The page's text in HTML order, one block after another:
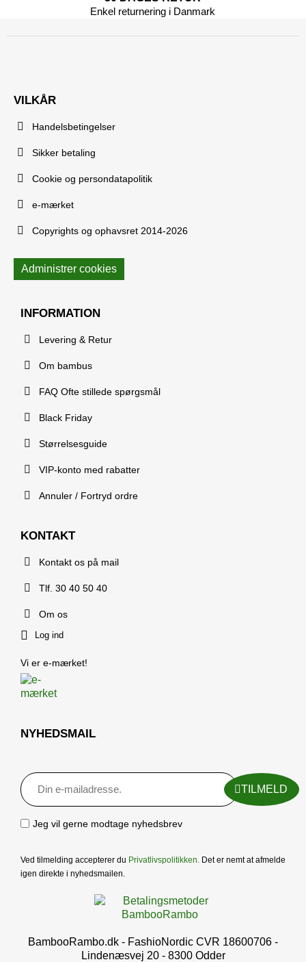
Enkel returnering i Danmark
VILKÅR
Handelsbetingelser
Sikker betaling
Cookie og persondatapolitik
e-mærket
Copyrights og ophavsret 2014-2026
Administrer cookies
INFORMATION
Levering & Retur
Om bambus
FAQ Ofte stillede spørgsmål
Black Friday
Størrelsesguide
VIP-konto med rabatter
Annuler / Fortryd ordre
KONTAKT
Kontakt os på mail
Tlf. 30 40 50 40
Om os
Log ind
Vi er e-mærket!
NYHEDSMAIL
TILMELD
Jeg vil gerne modtage nyhedsbrev
Ved tilmelding accepterer du Privatlivspolitikken Det er nemt at afmelde
igen direkte i nyhedsmailen.
BambooRambo.dk - FashioNordic CVR 18600706 -
Lindenæsvej 20 - 8300 Odder